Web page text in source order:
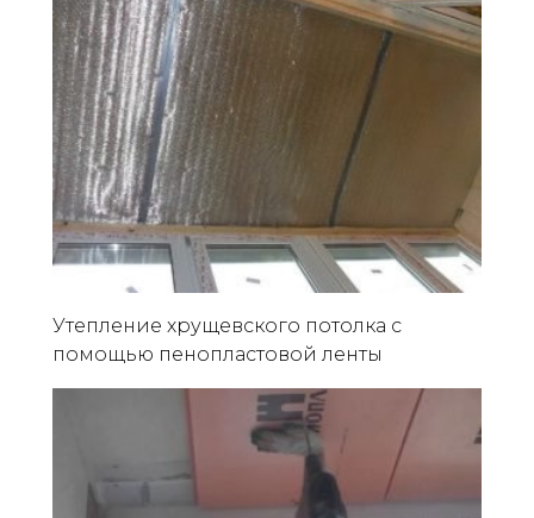
Утепление хрущевского потолка с
помощью пенопластовой ленты